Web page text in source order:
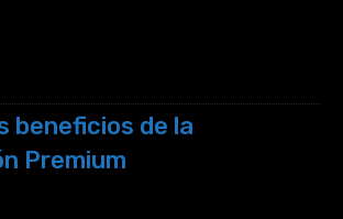
beneficios de la
Premium